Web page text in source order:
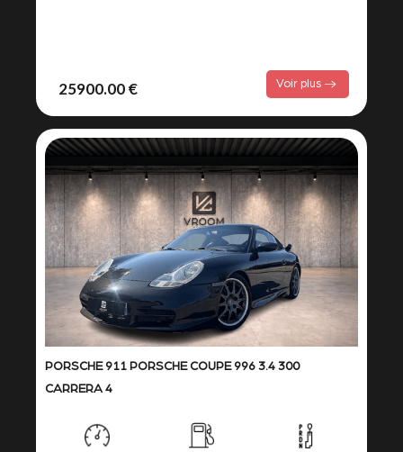
25900.00 € Voir plus
PORSCHE 911 PORSCHE COUPE 996 3.4 300
CARRERA 4